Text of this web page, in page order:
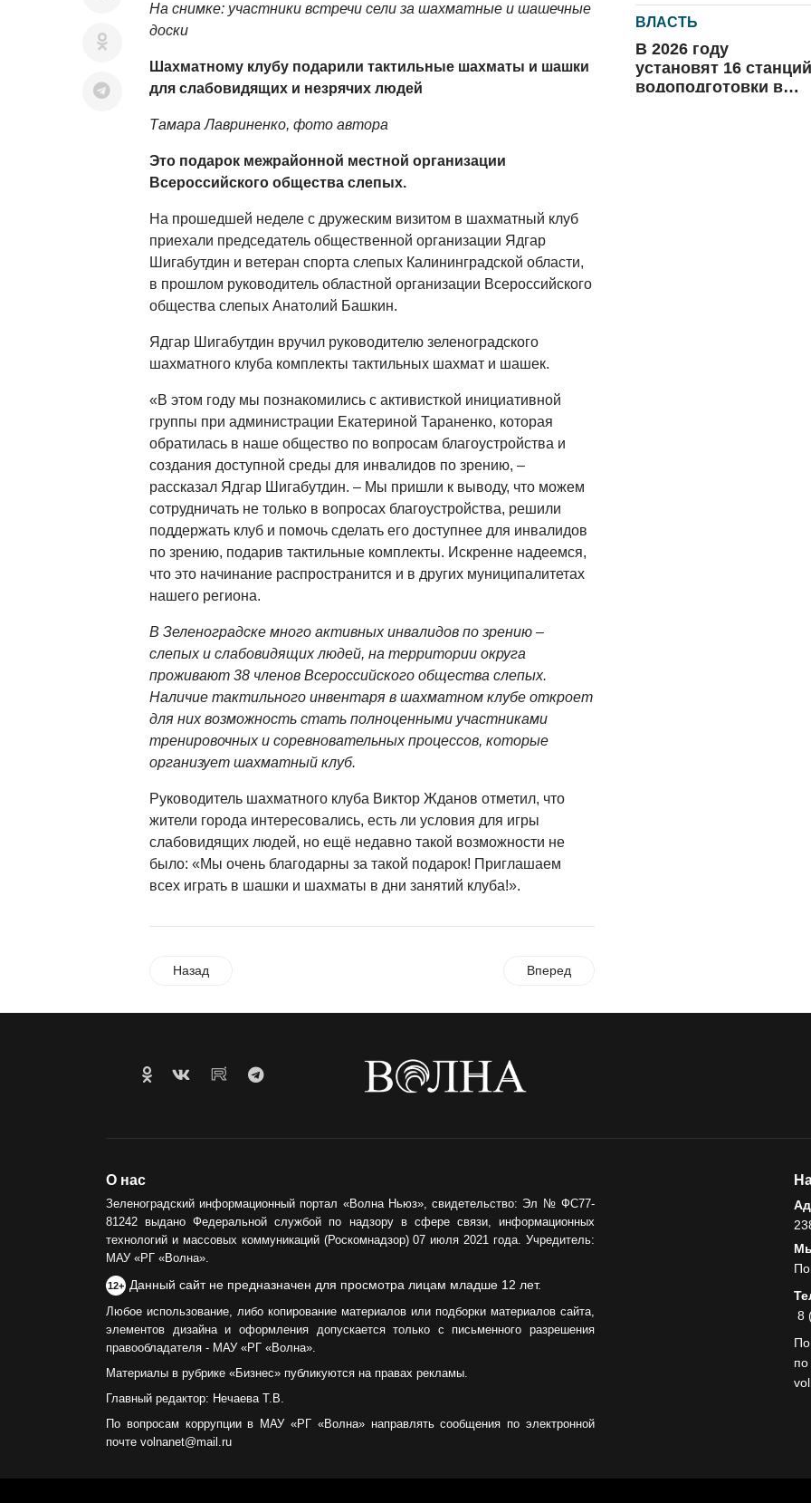
На снимке: участники встречи сели за шахматные и шашечные
доски
Шахматному клубу подарили тактильные шахматы и шашки
для слабовидящих и незрячих людей
Тамара Лавриненко, фото автора
Это подарок межрайонной местной организации
Всероссийского общества слепых.
На прошедшей неделе с дружеским визитом в шахматный клуб
приехали председатель общественной организации Ядгар
Шигабутдин и ветеран спорта слепых Калининградской области,
в прошлом руководитель областной организации Всероссийского
общества слепых Анатолий Башкин.
Ядгар Шигабутдин вручил руководителю зеленоградского
шахматного клуба комплекты тактильных шахмат и шашек.
«В этом году мы познакомились с активисткой инициативной
группы при администрации Екатериной Тараненко, которая
обратилась в наше общество по вопросам благоустройства и
создания доступной среды для инвалидов по зрению, –
рассказал Ядгар Шигабутдин. – Мы пришли к выводу, что можем
сотрудничать не только в вопросах благоустройства, решили
поддержать клуб и помочь сделать его доступнее для инвалидов
по зрению, подарив тактильные комплекты. Искренне надеемся,
что это начинание распространится и в других муниципалитетах
нашего региона.
В Зеленоградске много активных инвалидов по зрению –
слепых и слабовидящих людей, на территории округа
проживают 38 членов Всероссийского общества слепых.
Наличие тактильного инвентаря в шахматном клубе откроет
для них возможность стать полноценными участниками
тренировочных и соревновательных процессов, которые
организует шахматный клуб.
Руководитель шахматного клуба Виктор Жданов отметил, что
жители города интересовались, есть ли условия для игры
слабовидящих людей, но ещё недавно такой возможности не
было: «Мы очень благодарны за такой подарок! Приглашаем
всех играть в шашки и шахматы в дни занятий клуба!».
Назад Вперед
ВЛАСТЬ
В 2026 году
установят 16 станций
водоподготовки в
О нас
Зеленоградский информационный портал «Волна Ньюз», свидетельство: Эл № ФС77-
81242 выдано Федеральной службой по надзору в сфере связи, информационных
технологий и массовых коммуникаций (Роскомнадзор) 07 июля 2021 года. Учредитель:
МАУ «РГ «Волна».
12+ Данный сайт не предназначен для просмотра лицам младше 12 лет.
Любое использование, либо копирование материалов или подборки материалов сайта,
элементов дизайна и оформления допускается только с письменного разрешения
правообладателя - МАУ «РГ «Волна».
Материалы в рубрике «Бизнес» публикуются на правах рекламы.
Главный редактор: Нечаева Т.В.
По вопросам коррупции в МАУ «РГ «Волна» направлять сообщения по электронной
почте volnanet@mail.ru
8